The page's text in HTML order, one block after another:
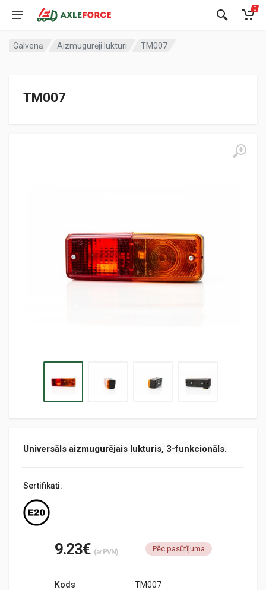
0
Galvenā Aizmugurēji lukturi TM007
TM007
Universāls aizmugurējais lukturis, 3-funkcionāls.
Sertifikāti:
9.23€ (ar PVN) Pēc pasūtījuma
Kods TM007